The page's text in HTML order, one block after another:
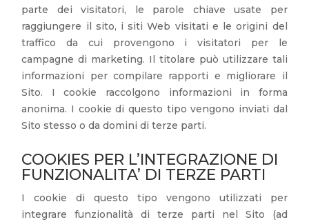
parte dei visitatori, le parole chiave usate per
raggiungere il sito, i siti Web visitati e le origini del
traffico da cui provengono i visitatori per le
campagne di marketing. Il titolare può utilizzare tali
informazioni per compilare rapporti e migliorare il
Sito. I cookie raccolgono informazioni in forma
anonima. I cookie di questo tipo vengono inviati dal
Sito stesso o da domini di terze parti.
COOKIES PER L’INTEGRAZIONE DI
FUNZIONALITA’ DI TERZE PARTI
I cookie di questo tipo vengono utilizzati per
integrare funzionalità di terze parti nel Sito (ad